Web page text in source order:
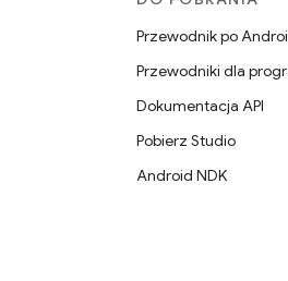
Przewodnik po
Przewodniki dla
Dokumentacja API
Pobierz Studio
Android NDK